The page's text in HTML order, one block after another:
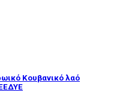
Κουβανικό λαό